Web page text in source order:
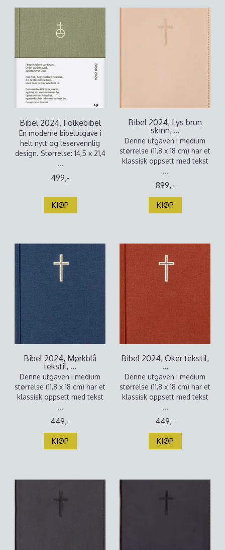
Bibel 2024, Folkebibel
En moderne bibelutgave i
helt nytt og leservennlig
design. Størrelse: 14,5 x 21,4
...
499,-
KJØP
Bibel 2024, Lys brun
skinn, ...
Denne utgaven i medium
størrelse (11,8 x 18 cm) har et
klassisk oppsett med tekst
...
899,-
KJØP
Bibel 2024, Mørkblå
tekstil, ...
Denne utgaven i medium
størrelse (11,8 x 18 cm) har et
klassisk oppsett med tekst
...
449,-
KJØP
Bibel 2024, Oker tekstil,
...
Denne utgaven i medium
størrelse (11,8 x 18 cm) har et
klassisk oppsett med tekst
...
449,-
KJØP